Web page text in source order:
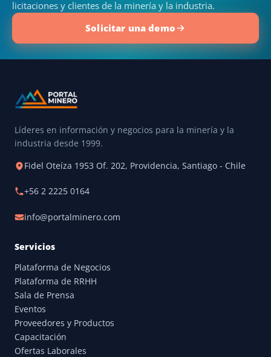
licitaciones y clientes de la minería y la industria.
Solicitar una demo
Líderes en información y negocios para la minería y la
industria desde 1999.
Fidel Oteíza 1953 Of. 202, Providencia, Santiago - Chile
+56 2 2225 0164
info@portalminero.com
Servicios
Plataforma de Negocios
Plataforma de RRHH
Sala de Prensa
Eventos
Proveedores y Productos
Capacitación
Ofertas Laborales